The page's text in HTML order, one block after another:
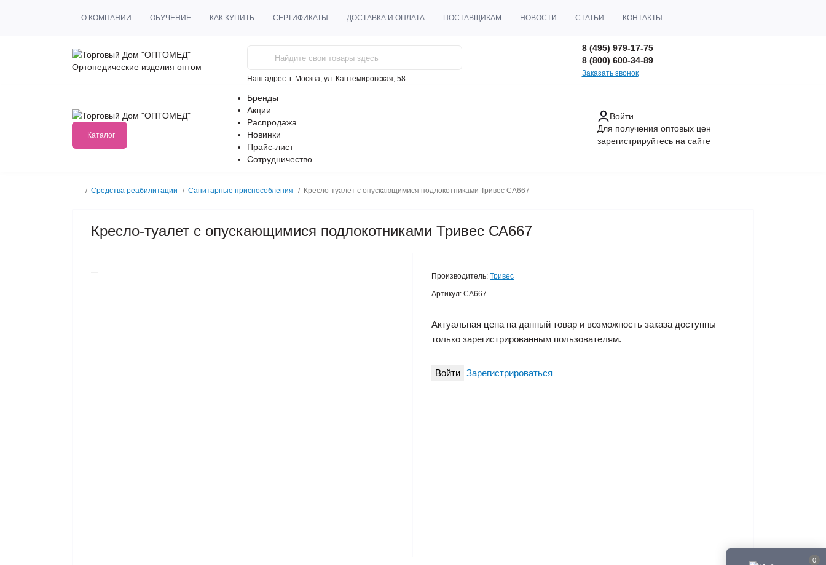
0
О КОМПАНИИ ОБУЧЕНИЕ КАК КУПИТЬ СЕРТИФИКАТЫ ДОСТАВКА И ОПЛАТА ПОСТАВЩИКАМ НОВОСТИ СТАТЬИ КОНТАКТЫ
Ортопедические изделия оптом
Наш адрес: г. Москва, ул. Кантемировская, 58
8 (495) 979-17-75
8 (800) 600-34-89
Заказать звонок
Каталог
Бренды
Акции
Распродажа
Новинки
Прайс-лист
Сотрудничество
Войти
Для получения оптовых цен
зарегистрируйтесь на сайте
Средства реабилитации Санитарные приспособления Кресло-туалет с опускающимися подлокотниками Тривес СА667
Кресло-туалет с опускающимися подлокотниками Тривес СА667
Производитель: Тривес
Артикул: CA667
Актуальная цена на данный товар и возможность заказа доступны
только зарегистрированным пользователям.
Войти Зарегистрироваться